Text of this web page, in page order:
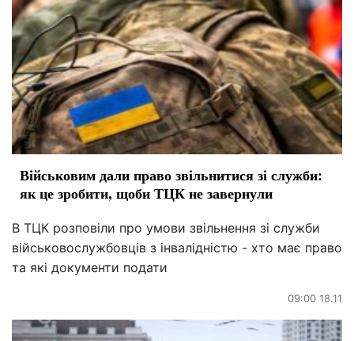
Військовим дали право звільнитися зі служби:
як це зробити, щоби ТЦК не завернули
В ТЦК розповіли про умови звільнення зі служби
військовослужбовців з інвалідністю - хто має право
та які документи подати
09:00 18.11